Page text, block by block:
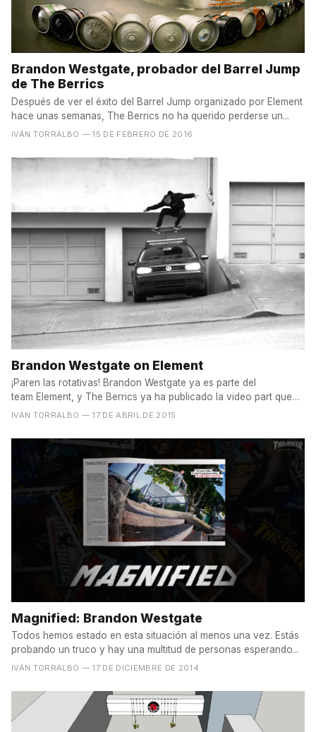
Brandon Westgate, probador del Barrel Jump
de The Berrics
Después de ver el éxito del Barrel Jump organizado por Element
hace unas semanas, The Berrics no ha querido perderse un...
IVÁN TORRALBO — 15 DE FEBRERO DE 2016
Brandon Westgate on Element
¡Paren las rotativas! Brandon Westgate ya es parte del
team Element, y The Berrics ya ha publicado la video part que
lo...
IVÁN TORRALBO — 17 DE ABRIL DE 2015
Magnified: Brandon Westgate
Todos hemos estado en esta situación al menos una vez. Estás
probando un truco y hay una multitud de personas esperando...
IVÁN TORRALBO — 17 DE DICIEMBRE DE 2014